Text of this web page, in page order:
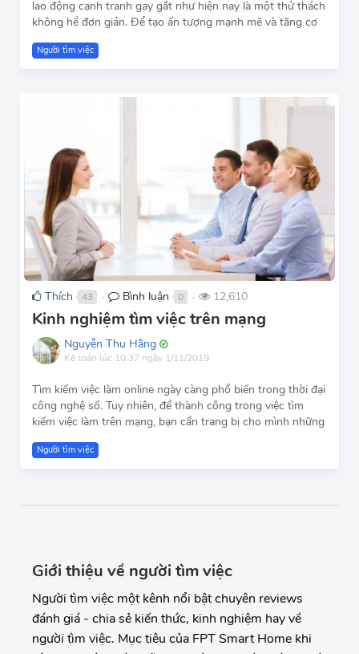
lao động cạnh tranh gay gắt như hiện nay là một thử thách
không hề đơn giản. Để tạo ấn tượng mạnh mẽ và tăng cơ
Người tìm việc
Thích 43 ● Bình luận 0 ● 12,610
Kinh nghiệm tìm việc trên mạng
Nguyễn Thu Hằng
Kế toán lúc 10:37 ngày 1/11/2019
Tìm kiếm việc làm online ngày càng phổ biến trong thời đại
công nghệ số. Tuy nhiên, để thành công trong việc tìm
kiếm việc làm trên mạng, bạn cần trang bị cho mình những
Người tìm việc
Giới thiệu về người tìm việc
Người tìm việc một kênh nổi bật chuyên reviews
đánh giá - chia sẻ kiến thức, kinh nghiệm hay về
người tìm việc. Mục tiêu của FPT Smart Home khi